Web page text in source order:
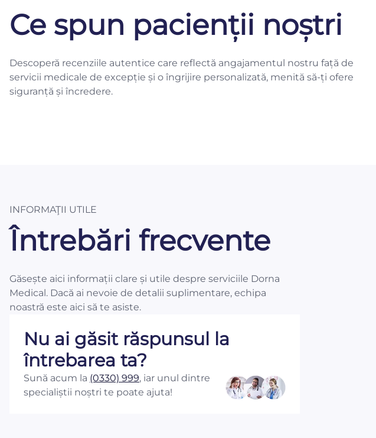
Ce spun pacienții noștri
Descoperă recenziile autentice care reflectă angajamentul nostru față de
servicii medicale de excepție și o îngrijire personalizată, menită să-ți ofere
siguranță și încredere.
INFORMAŢII UTILE
Întrebări frecvente
Găsește aici informații clare și utile despre serviciile Dorna
Medical. Dacă ai nevoie de detalii suplimentare, echipa
noastră este aici să te asiste.
Nu ai găsit răspunsul la
întrebarea ta?
Sună acum la (0330) 999, iar unul dintre
specialiștii noștri te poate ajuta!